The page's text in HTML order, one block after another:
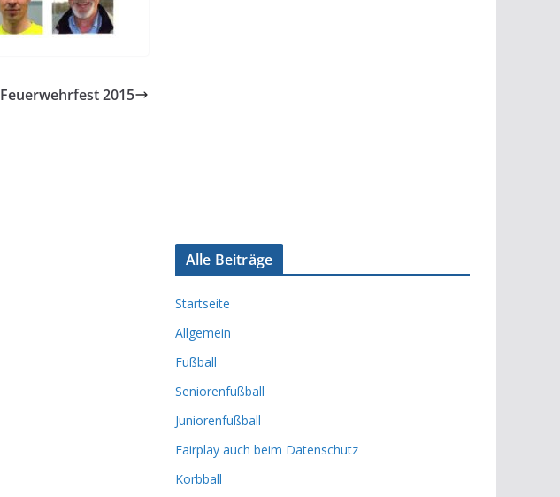
Feuerwehrfest 2015
Alle Beiträge
Startseite
Allgemein
Fußball
Seniorenfußball
Juniorenfußball
Fairplay auch beim Datenschutz
Korbball